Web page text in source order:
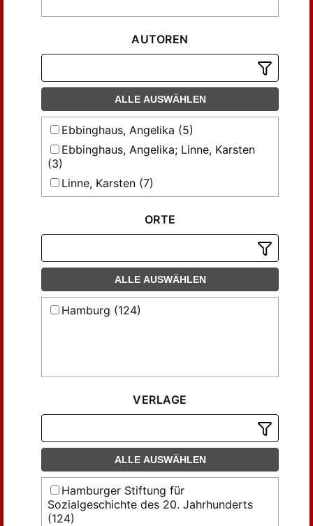
AUTOREN
ALLE AUSWÄHLEN
Ebbinghaus, Angelika (5)
Ebbinghaus, Angelika; Linne, Karsten
(3)
Linne, Karsten (7)
Roth, Karl Heinz (43)
ORTE
ALLE AUSWÄHLEN
Hamburg (124)
VERLAGE
ALLE AUSWÄHLEN
Hamburger Stiftung für
Sozialgeschichte des 20. Jahrhunderts
(124)